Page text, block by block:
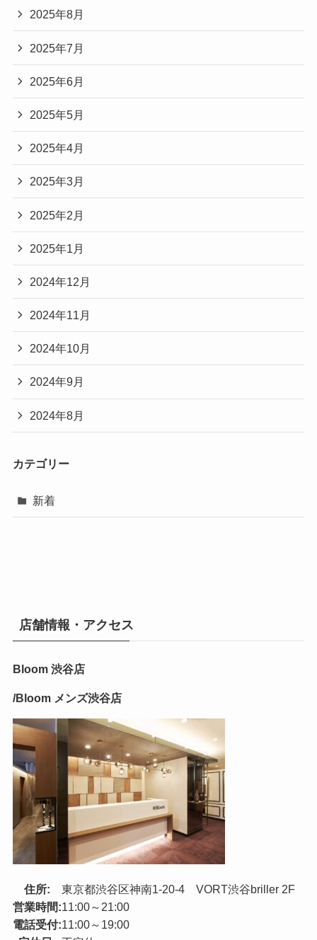
2025年8月
2025年7月
2025年6月
2025年5月
2025年4月
2025年3月
2025年2月
2025年1月
2024年12月
2024年11月
2024年10月
2024年9月
2024年8月
カテゴリー
新着
店舗情報・アクセス
Bloom 渋谷店
/Bloom メンズ渋谷店
住所:
東京都渋谷区神南1-20-4 VORT渋谷briller 2F
営業時間:11:00～21:00
電話受付:11:00～19:00